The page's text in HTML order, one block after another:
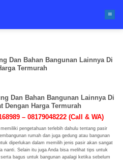
Dan Bahan Bangunan Lainnya Di
Termurah
Dan Bahan Bangunan Lainnya Di
Dengan Harga Termurah
– 08179048222 (Call & WA)
pengetahuan terlebih dahulu tentang pasir
rumah dan juga gedung atau bangunan
diperlukan dalam memilih jenis pasir akan sangat
nanti. Selain itu juga Anda bisa melihat tips untuk
bagus untuk bangunan apalagi ketika sebelum